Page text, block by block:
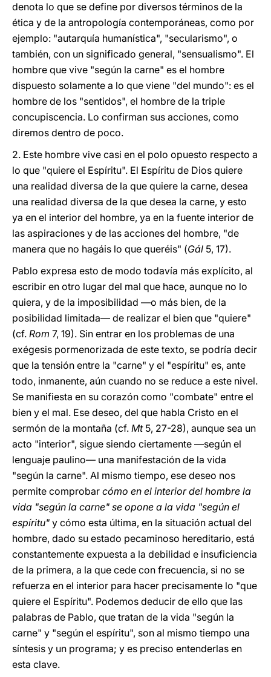
denota lo que se define por diversos términos de la
ética y de la antropología contemporáneas, como por
ejemplo: "autarquía humanística", "secularismo", o
también, con un significado general, "sensualismo". El
hombre que vive "según la carne" es el hombre
dispuesto solamente a lo que viene "del mundo": es el
hombre de los "sentidos", el hombre de la triple
concupiscencia. Lo confirman sus acciones, como
diremos dentro de poco.
2. Este hombre vive casi en el polo opuesto respecto a
lo que "quiere el Espíritu". El Espíritu de Dios quiere
una realidad diversa de la que quiere la carne, desea
una realidad diversa de la que desea la carne, y esto
ya en el interior del hombre, ya en la fuente interior de
las aspiraciones y de las acciones del hombre, "de
manera que no hagáis lo que queréis" (Gál 5, 17).
Pablo expresa esto de modo todavía más explícito, al
escribir en otro lugar del mal que hace, aunque no lo
quiera, y de la imposibilidad —o más bien, de la
posibilidad limitada— de realizar el bien que "quiere"
(cf. Rom 7, 19). Sin entrar en los problemas de una
exégesis pormenorizada de este texto, se podría decir
que la tensión entre la "carne" y el "espíritu" es, ante
todo, inmanente, aún cuando no se reduce a este nivel.
Se manifiesta en su corazón como "combate" entre el
bien y el mal. Ese deseo, del que habla Cristo en el
sermón de la montaña (cf. Mt5, 27-28), aunque sea un
acto "interior", sigue siendo ciertamente —según el
lenguaje paulino— una manifestación de la vida
"según la carne". Al mismo tiempo, ese deseo nos
permite comprobar cómo en el interior del hombre la
vida "según la carne" se opone a la vida "según el
espíritu" y cómo esta última, en la situación actual del
hombre, dado su estado pecaminoso hereditario, está
constantemente expuesta a la debilidad e insuficiencia
de la primera, a la que cede con frecuencia, si no se
refuerza en el interior para hacer precisamente lo "que
quiere el Espíritu". Podemos deducir de ello que las
palabras de Pablo, que tratan de la vida "según la
carne" y "según el espíritu", son al mismo tiempo una
síntesis y un programa; y es preciso entenderlas en
esta clave.